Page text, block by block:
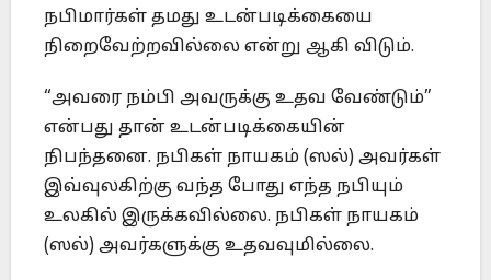
நபிமார்கள் தமது உடன்படிக்கையை
நிறைவேற்றவில்லை என்று ஆகி விடும்.
“அவரை நம்பி அவருக்கு உதவ வேண்டும்”
என்பது தான் உடன்படிக்கையின்
நிபந்தனை. நபிகள் நாயகம் (ஸல்) அவர்கள்
இவ்வுலகிற்கு வந்த போது எந்த நபியும்
உலகில் இருக்கவில்லை. நபிகள் நாயகம்
(ஸல்) அவர்களுக்கு உதவவுமில்லை.